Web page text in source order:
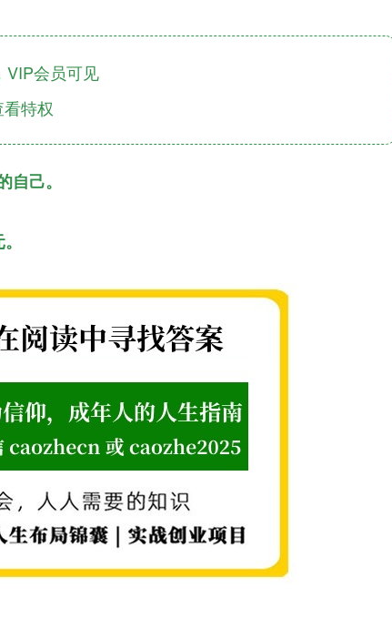
会员可见
特权
己。